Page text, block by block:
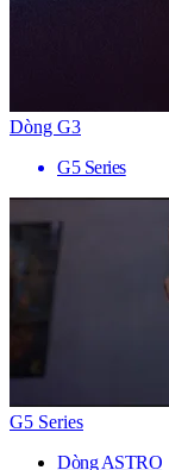
Dòng G3
G5 Series
G5 Series
Dòng ASTRO